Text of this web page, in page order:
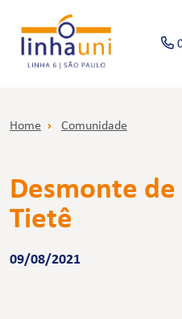
Home Comunidade
Desmonte de
Tietê
09/08/2021